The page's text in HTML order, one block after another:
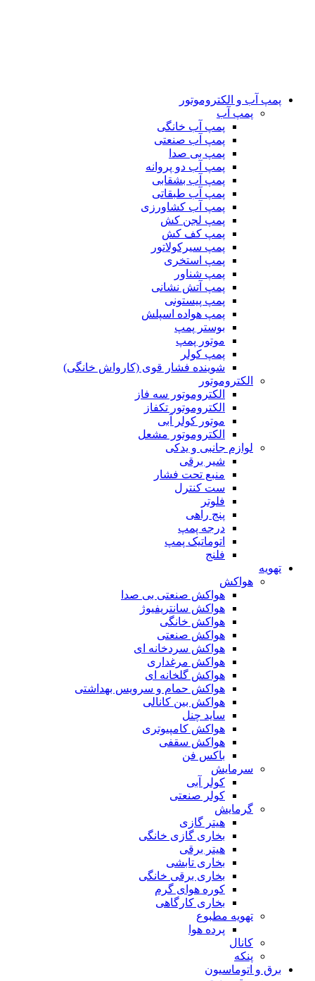
پمپ آب و الکتروموتور
پمپ آب
پمپ آب خانگی
پمپ آب صنعتی
پمپ بی صدا
پمپ آب دو پروانه
پمپ آب بشقابی
پمپ آب طبقاتی
پمپ آب کشاورزی
پمپ لجن کش
پمپ کف کش
پمپ سیرکولاتور
پمپ استخری
پمپ شناور
پمپ آتش نشانی
پمپ پیستونی
پمپ هواده اسپلش
بوستر پمپ
موتور پمپ
پمپ کولر
شوینده فشار قوی (کارواش خانگی)
الکتروموتور
الکتروموتور سه فاز
الکتروموتور تکفاز
موتور کولر آبی
الکتروموتور مشعل
لوازم جانبی و یدکی
شیر برقی
منبع تحت فشار
ست کنترل
فلوتر
پنج راهی
درجه پمپ
اتوماتیک پمپ
فلنج
تهویه
هواکش
هواکش صنعتی بی صدا
هواکش سانتریفیوژ
هواکش خانگی
هواکش صنعتی
هواکش سردخانه ای
هواکش مرغداری
هواکش گلخانه ای
هواکش حمام و سرویس بهداشتی
هواکش بین کانالی
ساید چنل
هواکش کامپیوتری
هواکش سقفی
باکس فن
سرمایش
کولر آبی
کولر صنعتی
گرمایش
هیتر گازی
بخاری گازی خانگی
هیتر برقی
بخاری تابشی
بخاری برقی خانگی
کوره هوای گرم
بخاری کارگاهی
تهویه مطبوع
پرده هوا
کانال
پنکه
برق و اتوماسیون